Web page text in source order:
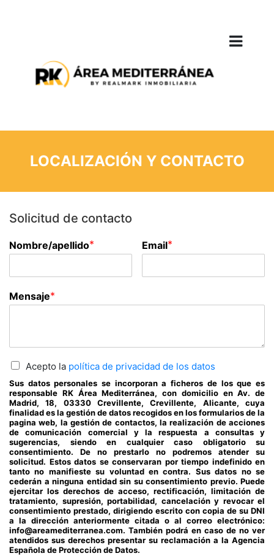
LOCALIZACIÓN Y CONTACTO
Solicitud de contacto
Nombre/apellido* Email*
Mensaje*
Acepto la política de privacidad de los datos
Sus datos personales se incorporan a ficheros de los que es
responsable RK Área Mediterránea, con domicilio en Av. de
Madrid, 18, 03330 Crevillente, Crevillente, Alicante, cuya
finalidad es la gestión de datos recogidos en los formularios de la
pagina web, la gestión de contactos, la realización de acciones
de comunicación comercial y la respuesta a consultas y
sugerencias, siendo en cualquier caso obligatorio su
consentimiento. De no prestarlo no podremos atender su
solicitud. Estos datos se conservaran por tiempo indefinido en
tanto no manifieste su voluntad en contra. Sus datos no se
cederán a ninguna entidad sin su consentimiento previo. Puede
ejercitar los derechos de acceso, rectificación, limitación de
tratamiento, supresión, portabilidad, cancelación y revocar el
consentimiento prestado, dirigiendo escrito con copia de su DNI
a la dirección anteriormente citada o al correo electrónico:
info@areamediterranea.com. También podrá en caso de no ver
atendidos sus derechos presentar su reclamación a la Agencia
Española de Protección de Datos.